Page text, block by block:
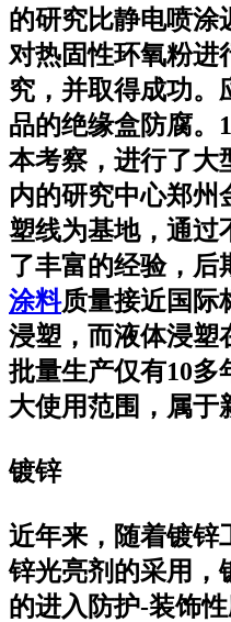
的研究比静电喷涂
对热固性环氧粉进
究，并取得成功。
品的绝缘盒防腐。
本考察，进行了大
内的研究中心郑州
塑线为基地，通过
了丰富的经验，后
涂料质量接近国际
浸塑，而液体浸塑
批量生产仅有10多
大使用范围，属于
镀锌
近年来，随着镀锌
锌光亮剂的采用，
的进入防护-装饰